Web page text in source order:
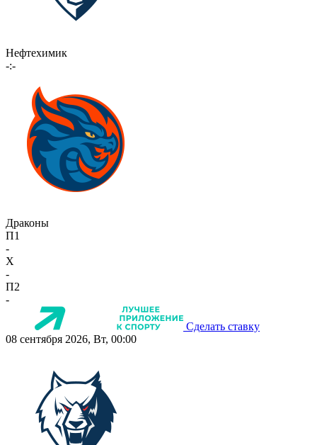
Нефтехимик
-:-
Драконы
П1
-
X
-
П2
-
Сделать ставку
08 сентября 2026, Вт, 00:00